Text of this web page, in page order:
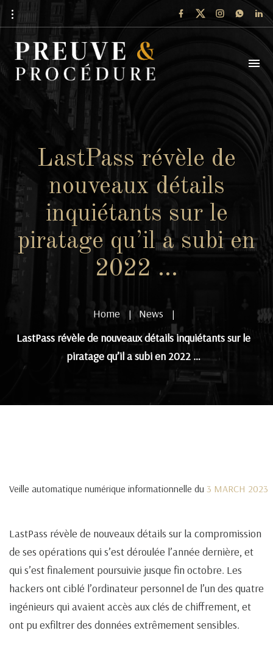
LastPass révèle de
nouveaux détails
inquiétants sur le
piratage qu’il a subi en
2022 …
Home | News |
LastPass révèle de nouveaux détails inquiétants sur le
piratage qu’il a subi en 2022 …
Veille automatique numérique informationnelle du 3 MARCH 2023
LastPass révèle de nouveaux détails sur la compromission
de ses opérations qui s’est déroulée l’année dernière, et
qui s’est finalement poursuivie jusque fin octobre. Les
hackers ont ciblé l’ordinateur personnel de l’un des quatre
ingénieurs qui avaient accès aux clés de chiffrement, et
ont pu exfiltrer des données extrêmement sensibles.